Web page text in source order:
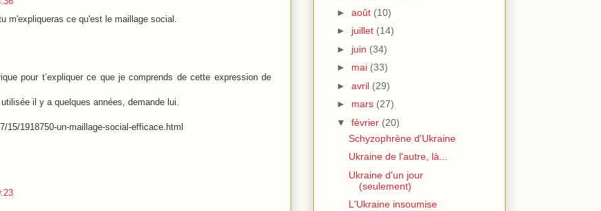
m'expliqueras ce qu'est le maillage social.
pour t’expliquer ce que je comprends de cette expression de
il y a quelques années, demande lui.
15/1918750-un-maillage-social-efficace.html
► août (10)
► juillet (14)
► juin (34)
► mai (33)
► avril (29)
► mars (27)
▼ février (20)
Schyzophrène d'Ukraine
Ukraine de l'autre, là...
Ukraine d'un jour
(seulement)
L'Ukraine insoumise